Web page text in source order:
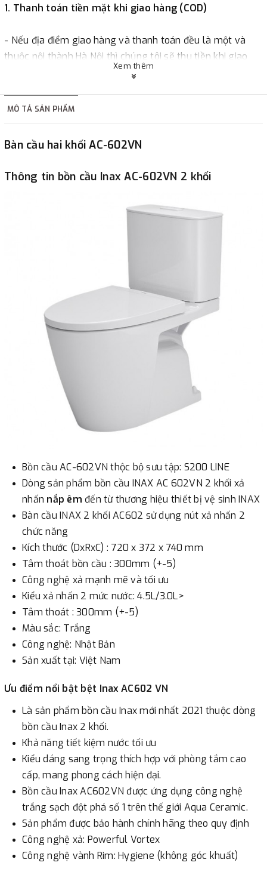
1. Thanh toán tiền mặt khi giao hàng (COD)
- Nếu địa điểm giao hàng và thanh toán đều là một và
thuộc nội thành Hà Nội thì chúng tôi sẽ thu tiền khi giao
hàng hoặc khách hàng đặt tiền trước một phần giá trị đơn
2. Thanh toán trực tiếp tại :
-Showroom Thanh Hương Địa chỉ : 23 phố Cát Linh,
phường Cát Linh, quận Đống Đa, Hà Nội.
- Nếu địa điểm giao hàng khác với địa điểm thanh toán
bằng phương thức chuyển khoản trước khi giao hàng.
- Sau khi có thông tin xác thực đã chuyển tiền của quý
khách, chúng tôi sẽ thực hiện đơn hàng theo yêu cầu.
Xem thêm
MÔ TẢ SẢN PHẨM
Bàn cầu hai khối AC-602VN
Thông tin bồn cầu Inax AC-602VN 2 khối
Bồn cầu AC-602VN thộc bộ sưu tập: S200 LINE
Dòng sản phẩm bồn cầu INAX AC 602VN 2 khối xả
nhấn nắp êm đến từ thương hiệu thiết bị vệ sinh INAX
Bàn cầu INAX 2 khối AC602 sử dụng nút xả nhấn 2
chức năng
Kích thước (DxRxC) : 720 x 372 x 740 mm
Tâm thoát bồn cầu : 300mm (+-5)
Công nghệ xả mạnh mẽ và tối ưu
Kiểu xả nhấn 2 mức nước: 4.5L/3.0L>
Tâm thoát : 300mm (+-5)
Màu sắc: Trắng
Công nghệ: Nhật Bản
Sản xuất tại: Việt Nam
Ưu điểm nổi bật bệt Inax AC602 VN
Là sản phẩm bồn cầu Inax mới nhất 2021 thuộc dòng
bồn cầu Inax 2 khối.
Khả năng tiết kiệm nước tối ưu
Kiểu dáng sang trọng thích hợp với phòng tắm cao
cấp, mang phong cách hiện đại.
Bồn cầu Inax AC602VN được ứng dụng công nghệ
trắng sạch đột phá số 1 trên thế giới Aqua Ceramic.
Sản phẩm được bảo hành chính hãng theo quy định
Công nghệ xả: Powerful Vortex
Công nghệ vành Rim: Hygiene (không góc khuất)